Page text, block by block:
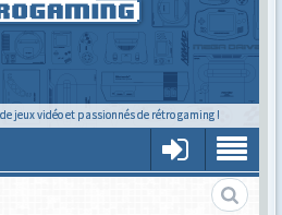
jeux vidéo et passionnés de rétro gaming !